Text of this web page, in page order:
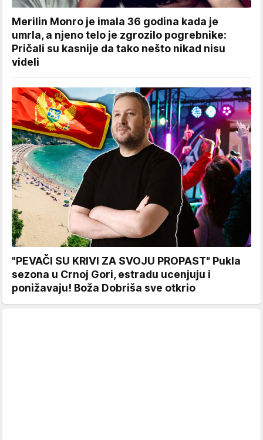
Merilin Monro je imala 36 godina kada je
umrla, a njeno telo je zgrozilo pogrebnike:
Pričali su kasnije da tako nešto nikad nisu
videli
"PEVAČI SU KRIVI ZA SVOJU PROPAST" Pukla
sezona u Crnoj Gori, estradu ucenjuju i
ponižavaju! Boža Dobriša sve otkrio